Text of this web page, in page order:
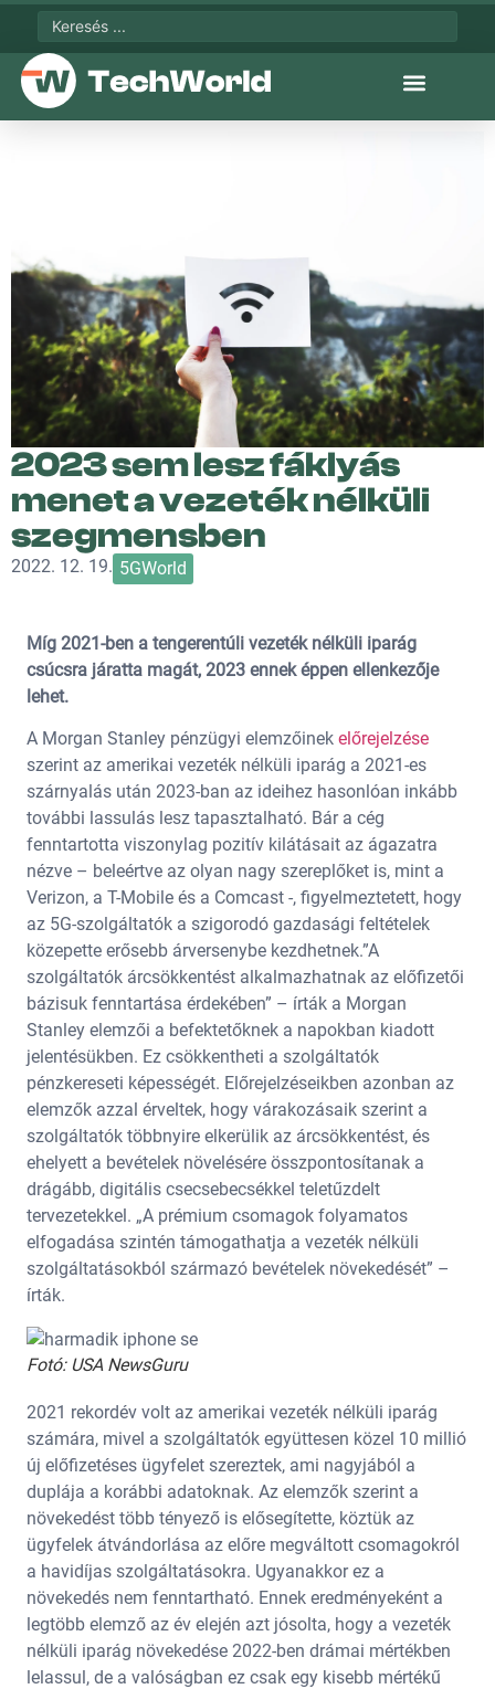
2023 sem lesz fáklyás
menet a vezeték nélküli
szegmensben
2022. 12. 19. 5GWorld
Míg 2021-ben a tengerentúli vezeték nélküli iparág
csúcsra járatta magát, 2023 ennek éppen ellenkezője
lehet.
A Morgan Stanley pénzügyi elemzőinek előrejelzése
szerint az amerikai vezeték nélküli iparág a 2021-es
szárnyalás után 2023-ban az ideihez hasonlóan inkább
további lassulás lesz tapasztalható. Bár a cég
fenntartotta viszonylag pozitív kilátásait az ágazatra
nézve – beleértve az olyan nagy szereplőket is, mint a
Verizon, a T-Mobile és a Comcast -, figyelmeztetett, hogy
az 5G-szolgáltatók a szigorodó gazdasági feltételek
közepette erősebb árversenybe kezdhetnek.”A
szolgáltatók árcsökkentést alkalmazhatnak az előfizetői
bázisuk fenntartása érdekében” – írták a Morgan
Stanley elemzői a befektetőknek a napokban kiadott
jelentésükben. Ez csökkentheti a szolgáltatók
pénzkereseti képességét. Előrejelzéseikben azonban az
elemzők azzal érveltek, hogy várakozásaik szerint a
szolgáltatók többnyire elkerülik az árcsökkentést, és
ehelyett a bevételek növelésére összpontosítanak a
drágább, digitális csecsebecsékkel teletűzdelt
tervezetekkel. „A prémium csomagok folyamatos
elfogadása szintén támogathatja a vezeték nélküli
szolgáltatásokból származó bevételek növekedését” –
írták.
Fotó: USA NewsGuru
2021 rekordév volt az amerikai vezeték nélküli iparág
számára, mivel a szolgáltatók együttesen közel 10 millió
új előfizetéses ügyfelet szereztek, ami nagyjából a
duplája a korábbi adatoknak. Az elemzők szerint a
növekedést több tényező is elősegítette, köztük az
ügyfelek átvándorlása az előre megváltott csomagokról
a havidíjas szolgáltatásokra. Ugyanakkor ez a
növekedés nem fenntartható. Ennek eredményeként a
legtöbb elemző az év elején azt jósolta, hogy a vezeték
nélküli iparág növekedése 2022-ben drámai mértékben
lelassul, de a valóságban ez csak egy kisebb mértékű